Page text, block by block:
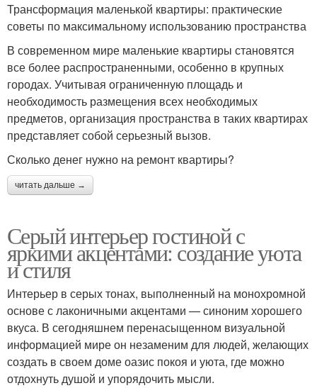
Трансформация маленькой квартиры: практические
советы по максимальному использованию пространства
В современном мире маленькие квартиры становятся
все более распространенными, особенно в крупных
городах. Учитывая ограниченную площадь и
необходимость размещения всех необходимых
предметов, организация пространства в таких квартирах
представляет собой серьезный вызов.
Сколько денег нужно на ремонт квартиры?
читать дальше →
Серый интерьер гостиной с
яркими акцентами: создание уюта
и стиля
Интерьер в серых тонах, выполненный на монохромной
основе с лаконичными акцентами — синоним хорошего
вкуса. В сегодняшнем перенасыщенном визуальной
информацией мире он незаменим для людей, желающих
создать в своем доме оазис покоя и уюта, где можно
отдохнуть душой и упорядочить мысли.